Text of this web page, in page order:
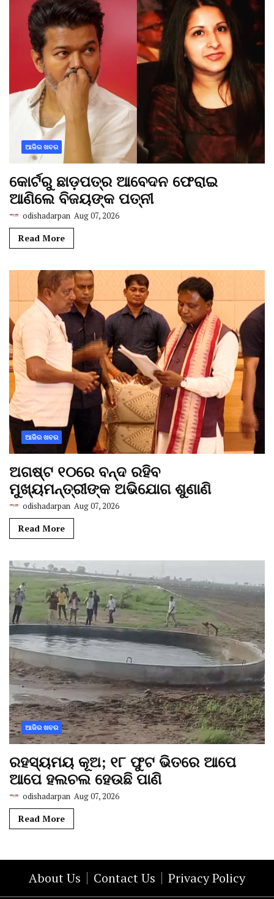
ଆଜିର ଖବର
କୋର୍ଟରୁ ଛାଡ଼ପତ୍ର ଆବେଦନ ଫେରାଇ
ଆଣିଲେ ବିଜୟଙ୍କ ପତ୍ନୀ
odishadarpan Aug 07, 2026
Read More
ଆଜିର ଖବର
ଅଗଷ୍ଟ ୧୦ରେ ବନ୍ଦ ରହିବ
ମୁଖ୍ୟମନ୍ତ୍ରୀଙ୍କ ଅଭିଯୋଗ ଶୁଣାଣି
odishadarpan Aug 07, 2026
Read More
ଆଜିର ଖବର
ରହସ୍ୟମୟ କୂଅ; ୧୮ ଫୁଟ ଭିତରେ ଆପେ
ଆପେ ହଲଚଲ ହେଉଛି ପାଣି
odishadarpan Aug 07, 2026
Read More
About Us Contact Us Privacy Policy